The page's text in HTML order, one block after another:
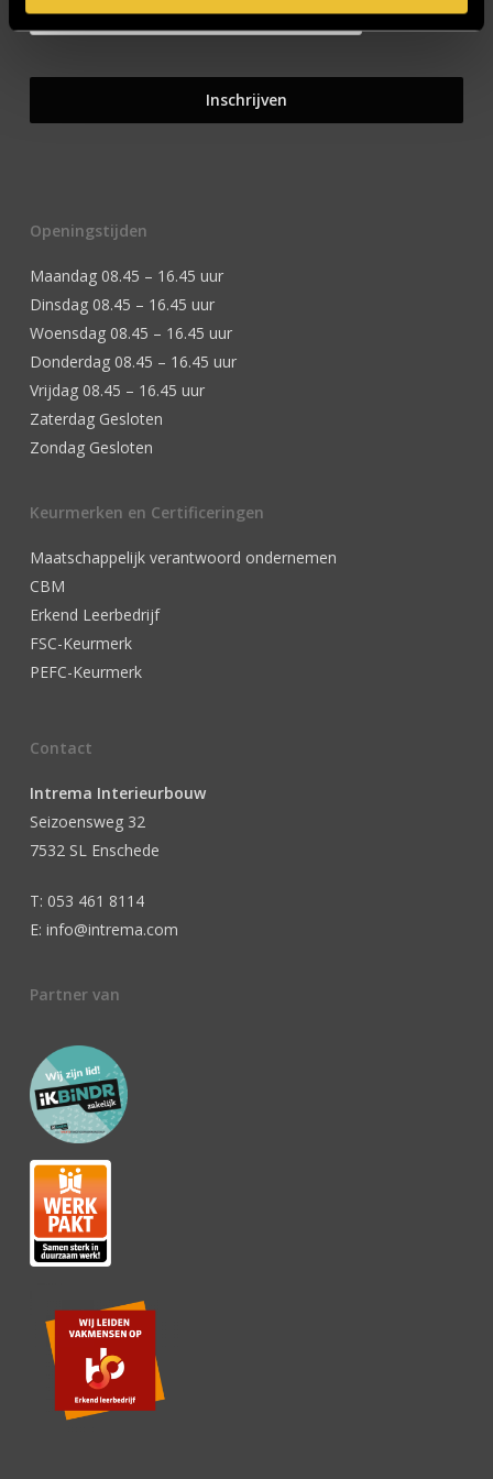
Openingstijden
Maandag 08.45 – 16.45 uur
Dinsdag 08.45 – 16.45 uur
Woensdag 08.45 – 16.45 uur
Donderdag 08.45 – 16.45 uur
Vrijdag 08.45 – 16.45 uur
Zaterdag Gesloten
Zondag Gesloten
Keurmerken en Certificeringen
Maatschappelijk verantwoord ondernemen
CBM
Erkend Leerbedrijf
FSC-Keurmerk
PEFC-Keurmerk
Contact
Intrema Interieurbouw
Seizoensweg 32
7532 SL Enschede
T: 053 461 8114
E: info@intrema.com
Partner van